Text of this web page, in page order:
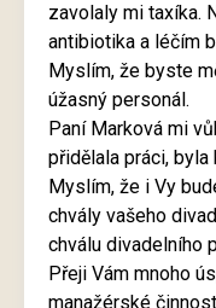
zavolaly mi taxíka.
antibiotika a léčím
Myslím, že byste
úžasný personál.
Paní Marková mi
přidělala práci, byla
Myslím, že i Vy
chvály vašeho
chválu divadelního
Přeji Vám mnoho
manažérské